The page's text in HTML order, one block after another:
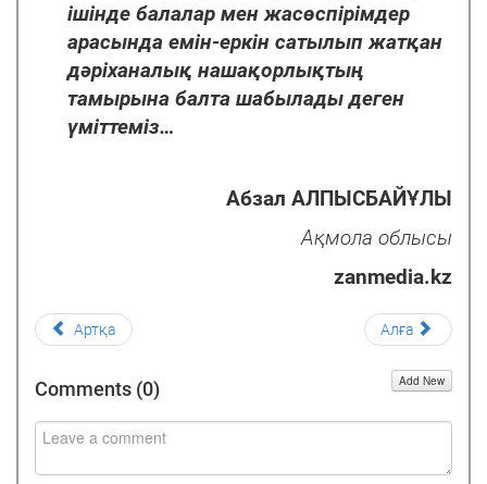
ішінде балалар мен жасөспірімдер
арасында емін-еркін сатылып жатқан
дəріханалық нашақорлықтың
тамырына балта шабылады деген
үміттеміз…
Абзал АЛПЫСБАЙҰЛЫ
Ақмола облысы
zanmedia.kz
Артқа Алға
Comments (0) Add New